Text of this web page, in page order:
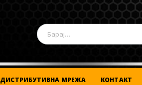
ДИСТРИБУТИВНА МРЕЖА КОНТАКТ